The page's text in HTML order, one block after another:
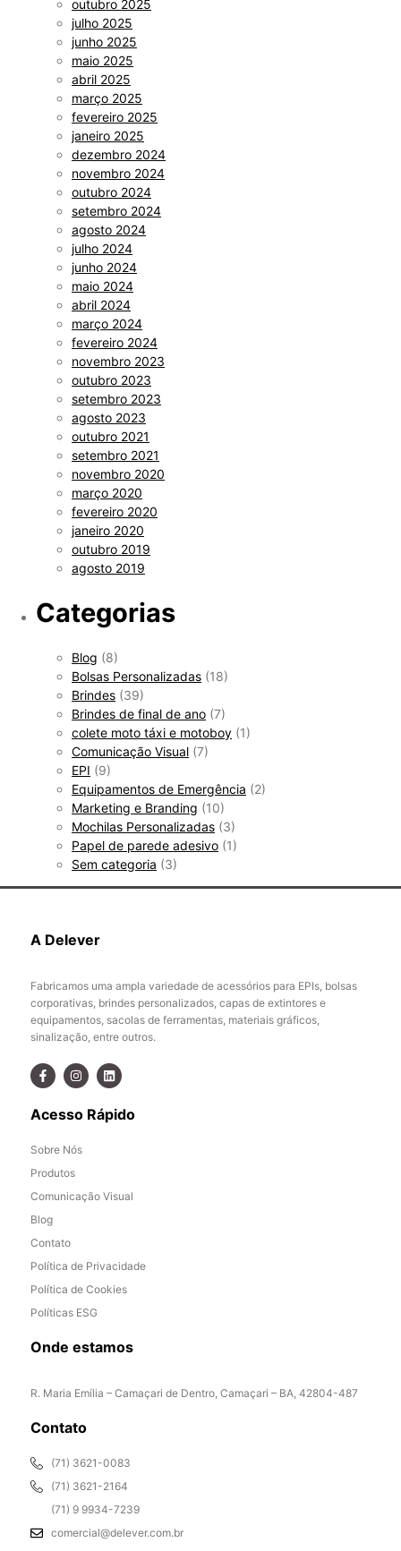
outubro 2025
julho 2025
junho 2025
maio 2025
abril 2025
março 2025
fevereiro 2025
janeiro 2025
dezembro 2024
novembro 2024
outubro 2024
setembro 2024
agosto 2024
julho 2024
junho 2024
maio 2024
abril 2024
março 2024
fevereiro 2024
novembro 2023
outubro 2023
setembro 2023
agosto 2023
outubro 2021
setembro 2021
novembro 2020
março 2020
fevereiro 2020
janeiro 2020
outubro 2019
agosto 2019
Categorias
Blog (8)
Bolsas Personalizadas (18)
Brindes (39)
Brindes de final de ano (7)
colete moto táxi e motoboy (1)
Comunicação Visual (7)
EPI (9)
Equipamentos de Emergência (2)
Marketing e Branding (10)
Mochilas Personalizadas (3)
Papel de parede adesivo (1)
Sem categoria (3)
A Delever
Fabricamos uma ampla variedade de acessórios para EPIs, bolsas
corporativas, brindes personalizados, capas de extintores e
equipamentos, sacolas de ferramentas, materiais gráficos,
sinalização, entre outros.
Acesso Rápido
Sobre Nós
Produtos
Comunicação Visual
Blog
Contato
Política de Privacidade
Política de Cookies
Políticas ESG
Onde estamos
R. Maria Emília – Camaçari de Dentro, Camaçari – BA, 42804-487
Contato
(71) 3621-0083
(71) 3621-2164
(71) 9 9934-7239
comercial@delever.com.br